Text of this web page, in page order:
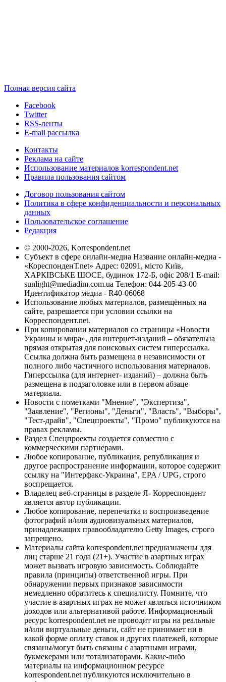
Полная версия сайта
Facebook
Twitter
RSS-ленты
E-mail рассылка
Контакты
Реклама на сайте
Использование материалов korrespondent.net
Правила пользования сайтом
Договор пользования сайтом
Политика в сфере конфиденциальности и персональных
данных
Пользовательское соглашение
Редакция
© 2000-2026, Korrespondent.net
Субъект в сфере онлайн-медиа Название онлайн-медиа -
«КореспонденТ.net» Адрес: 02091, місто Київ,
ХАРКІВСЬКЕ ШОСЕ, будинок 172-Б, офіс 208/1 E-mail:
sunlight@mediadim.com.ua Телефон: 044-205-43-00
Идентификатор медиа - R40-06068
Использование любых материалов, размещённых на
сайте, разрешается при условии ссылки на
Корреспондент.net.
При копировании материалов со страницы «Новости
Украины и мира», для интернет-изданий – обязательна
прямая открытая для поисковых систем гиперссылка.
Ссылка должна быть размещена в независимости от
полного либо частичного использования материалов.
Гиперссылка (для интернет- изданий) – должна быть
размещена в подзаголовке или в первом абзаце
материала.
Новости с пометками "Мнение", "Экспертиза",
"Заявление", "Регионы", "Деньги", "Власть", "Выборы",
"Тест-драйв", "Спецпроекты", "Промо" публикуются на
правах рекламы.
Раздел Спецпроекты создается совместно с
коммерческими партнерами.
Любое копирование, публикация, републикация и
другое распространение информации, которое содержит
ссылку на "Интерфакс-Украина", EPA / UPG, строго
воспрещается.
Владелец веб-страницы в разделе Я- Корреспондент
является автор публикации.
Любое копирование, перепечатка и воспроизведение
фотографий и/или аудиовизуальных материалов,
принадлежащих правообладателю Getty Images, строго
запрещено.
Материалы сайта korrespondent.net предназначены для
лиц старше 21 года (21+). Участие в азартных играх
может вызвать игровую зависимость. Соблюдайте
правила (принципы) ответственной игры. При
обнаружении первых признаков зависимости
немедленно обратитесь к специалисту. Помните, что
участие в азартных играх не может являться источником
доходов или альтернативой работе. Информационный
ресурс korrespondent.net не проводит игры на реальные
и/или виртуальные деньги, сайт не принимает ни в
какой форме оплату ставок и других платежей, которые
связаны/могут быть связаны с азартными играми,
букмекерами или тотализаторами. Какие-либо
материалы на информационном ресурсе
korrespondent.net публикуются исключительно в